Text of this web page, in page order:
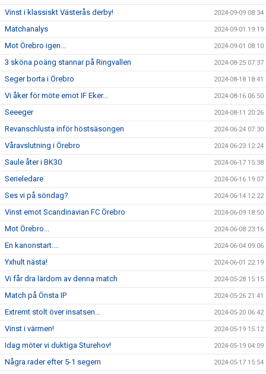
Vinst i klassiskt Västerås derby! 2024-09-09 08:34
Matchanalys 2024-09-01 19:19
Mot Örebro igen... 2024-09-01 08:10
3 sköna poäng stannar på Ringvallen 2024-08-25 07:37
Seger borta i Örebro 2024-08-18 18:41
Vi åker för möte emot IF Eker... 2024-08-16 06:50
Seeeger 2024-08-11 20:26
Revanschlusta inför höstsäsongen 2024-06-24 07:30
Våravslutning i Örebro 2024-06-23 12:24
Saule åter i BK30 2024-06-17 15:38
Serieledare 2024-06-16 19:07
Ses vi på söndag? 2024-06-14 12:22
Vinst emot Scandinavian FC Örebro 2024-06-09 18:50
Mot Örebro... 2024-06-08 23:16
En kanonstart.... 2024-06-04 09:06
Yxhult nästa! 2024-06-01 22:19
Vi får dra lärdom av denna match 2024-05-28 15:15
Match på Önsta IP 2024-05-26 21:41
Extremt stolt över insatsen... 2024-05-20 06:42
Vinst i värmen! 2024-05-19 15:12
Idag möter vi duktiga Sturehov! 2024-05-19 04:09
Några rader efter 5-1 segern 2024-05-17 15:54